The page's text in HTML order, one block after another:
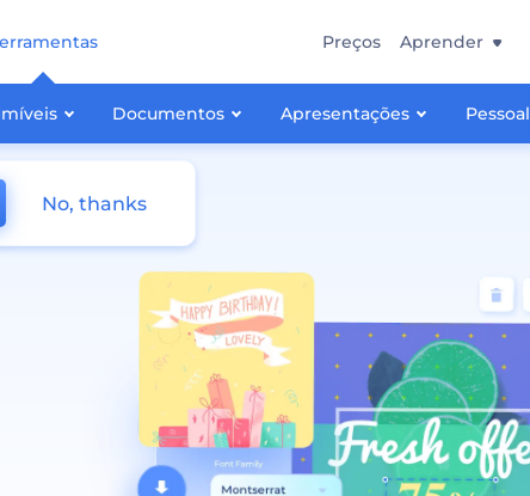
Documentos Apresentações Pessoal
Preços Aprender
No, thanks